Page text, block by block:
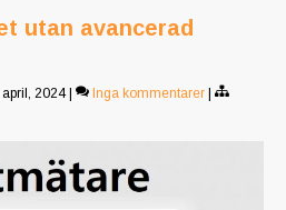
utan avancerad
april, 2024 | Inga kommentarer |